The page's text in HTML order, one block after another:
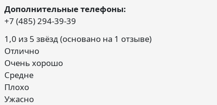
Дополнительные телефоны:
+7 (485) 294-39-39
1,0 из 5 звёзд (основано на 1 отзыве)
Отлично
Очень хорошо
Средне
Плохо
Ужасно